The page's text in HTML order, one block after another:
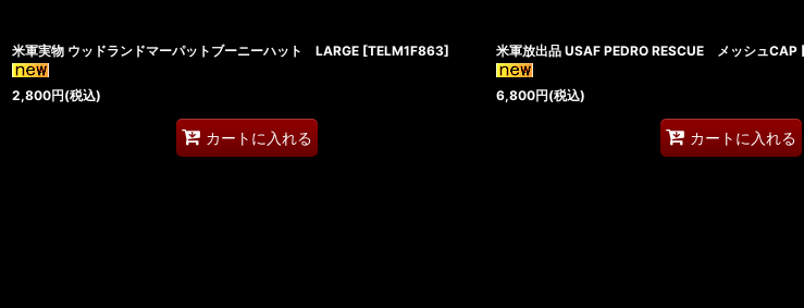
米軍実物 ウッドランドマーパットブーニーハット LARGE [TELM1F863]
2,800円(税込)
カートに入れる
米軍放出品 USAF PEDRO RESCUE メッシュCAP
6,800円(税込)
カートに入れる